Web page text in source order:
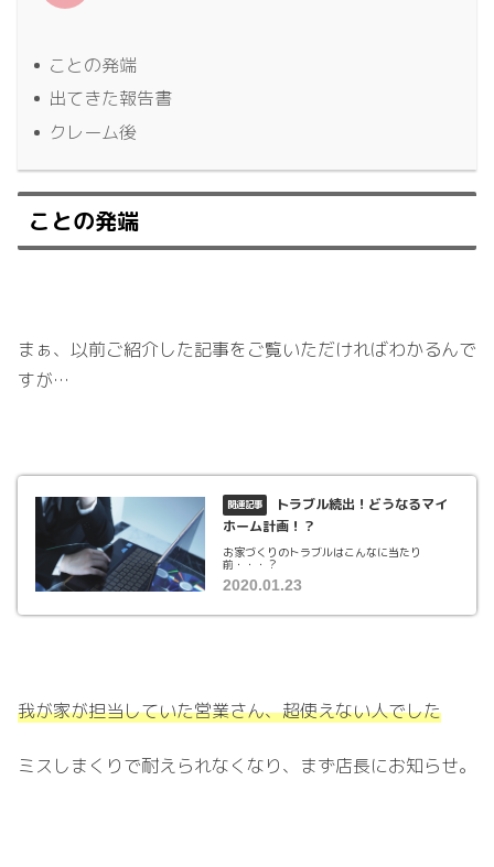
ことの発端
出てきた報告書
クレーム後
ことの発端
まぁ、以前ご紹介した記事をご覧いただければわかるんで
すが…
トラブル続出！どうなるマイ
ホーム計画！？
お家づくりのトラブルはこんなに当たり
前・・・？
2020.01.23
我が家が担当していた営業さん、超使えない人でした
ミスしまくりで耐えられなくなり、まず店長にお知らせ。